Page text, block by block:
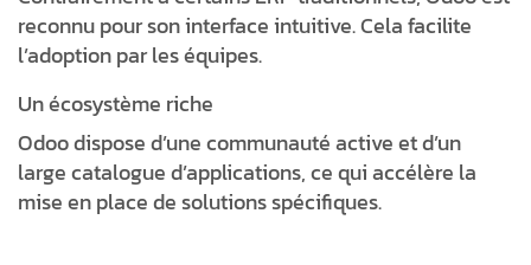
reconnu pour son interface intuitive. Cela facilite
l’adoption par les équipes.
Un écosystème riche
Odoo dispose d’une communauté active et d’un
large catalogue d’applications, ce qui accélère la
mise en place de solutions spécifiques.